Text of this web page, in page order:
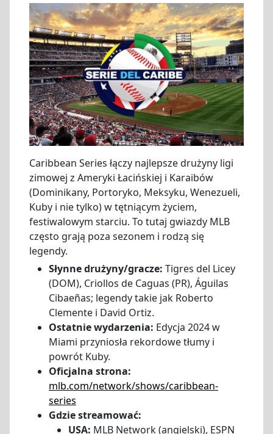
Caribbean Series łączy najlepsze drużyny ligi
zimowej z Ameryki Łacińskiej i Karaibów
(Dominikany, Portoryko, Meksyku, Wenezueli,
Kuby i nie tylko) w tętniącym życiem,
festiwalowym starciu. To tutaj gwiazdy MLB
często grają poza sezonem i rodzą się
legendy.
Słynne drużyny/gracze: Tigres del Licey
(DOM), Criollos de Caguas (PR), Águilas
Cibaeñas; legendy takie jak Roberto
Clemente i David Ortiz.
Ostatnie wydarzenia: Edycja 2024 w
Miami przyniosła rekordowe tłumy i
powrót Kuby.
Oficjalna strona:
mlb.com/network/shows/caribbean-
series
Gdzie streamować:
USA: MLB Network (angielski), ESPN